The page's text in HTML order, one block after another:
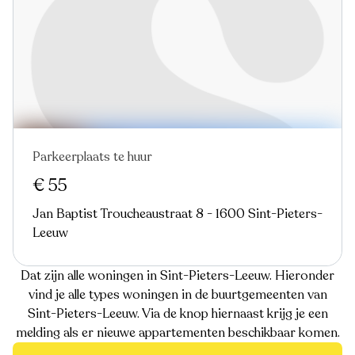
Parkeerplaats te huur
€ 55
Jan Baptist Troucheaustraat 8 - 1600 Sint-Pieters-
Leeuw
Dat zijn alle woningen in Sint-Pieters-Leeuw. Hieronder
vind je alle types woningen in de buurtgemeenten van
Sint-Pieters-Leeuw. Via de knop hiernaast krijg je een
melding als er nieuwe appartementen beschikbaar komen.